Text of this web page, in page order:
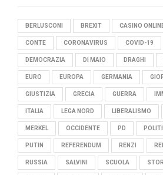
BERLUSCONI BREXIT CASINO
CONTE CORONAVIRUS COVID-19
DEMOCRAZIA DI MAIO DRAGHI
EURO EUROPA GERMANIA
GIUSTIZIA GRECIA GUERRA
ITALIA LEGA NORD LIBERALISMO
MERKEL OCCIDENTE PD
PUTIN REFERENDUM RENZI
RUSSIA SALVINI SCUOLA